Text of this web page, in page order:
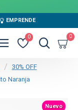
EMPRENDE
0 0
30% OFF
Naranja
Nuevo